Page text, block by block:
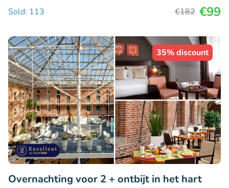
Sold: 113 €182 €99
35% discount
Overnachting voor 2 + ontbijt in het hart